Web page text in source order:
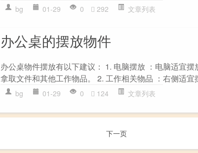
bg 01-29 0 292 文章列表
办公桌的摆放物件
办公桌物件摆放有以下建议： 1. 电脑摆放 ：电脑适宜
拿取文件和其他工作物品。 2. 工作相关物品 ：右侧适宜
bg 01-29 0 124 文章列表
下一页